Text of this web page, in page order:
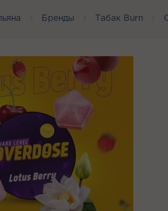
Бренды Табак Burn